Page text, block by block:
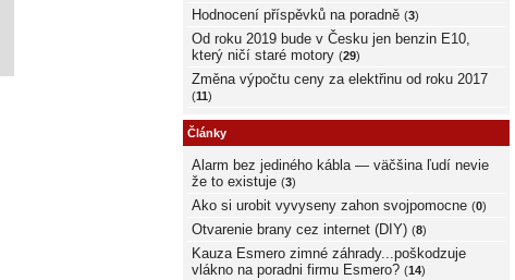
Hodnocení příspěvků na poradně (3)
Od roku 2019 bude v Česku jen benzin E10,
který ničí staré motory (29)
Změna výpočtu ceny za elektřinu od roku 2017
(11)
Články
Alarm bez jediného kábla — väčšina ľudí nevie
že to existuje (3)
Ako si urobit vyvyseny zahon svojpomocne (0)
Otvarenie brany cez internet (DIY) (8)
Kauza Esmero zimné záhrady...poškodzuje
vlákno na poradni firmu Esmero? (14)